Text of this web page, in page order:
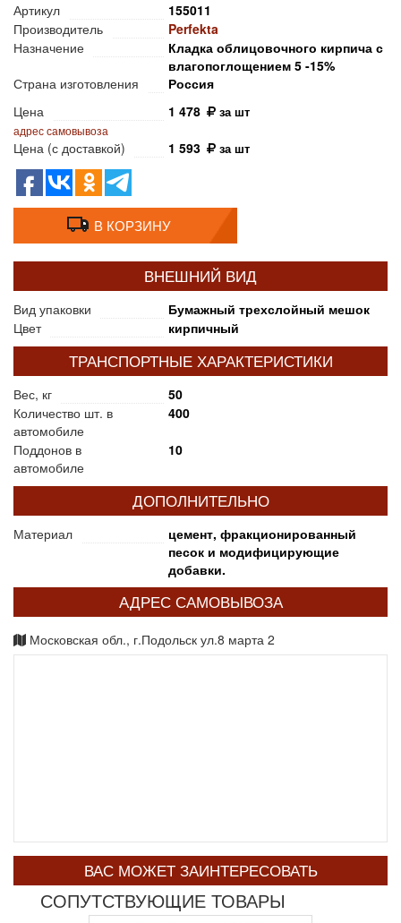
Артикул
155011
Производитель
Perfekta
Назначение
Кладка облицовочного кирпича с
влагопоглощением 5 -15%
Страна изготовления
Россия
Цена
1 478 за шт
адрес самовывоза
Цена (с доставкой) 1 593 за шт
В КОРЗИНУ
ВНЕШНИЙ ВИД
Вид упаковки
Бумажный трехслойный мешок
Цвет
кирпичный
ТРАНСПОРТНЫЕ ХАРАКТЕРИСТИКИ
Вес, кг
50
Количество шт. в
автомобиле
400
Поддонов в
автомобиле
10
ДОПОЛНИТЕЛЬНО
Материал
цемент, фракционированный
песок и модифицирующие
добавки.
АДРЕС САМОВЫВОЗА
Московская обл., г.Подольск ул.8 марта 2
ВАС МОЖЕТ ЗАИНТЕРЕСОВАТЬ
СОПУТСТВУЮЩИЕ ТОВАРЫ